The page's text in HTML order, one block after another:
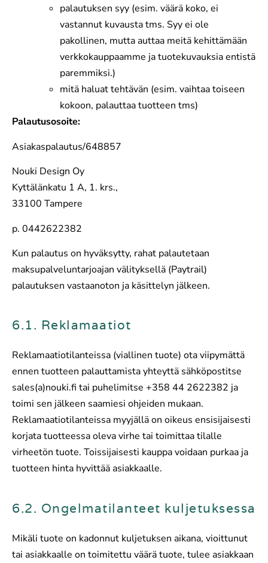
palautuksen syy (esim. väärä koko, ei
vastannut kuvausta tms. Syy ei ole
pakollinen, mutta auttaa meitä kehittämään
verkkokauppaamme ja tuotekuvauksia entistä
paremmiksi.)
mitä haluat tehtävän (esim. vaihtaa toiseen
kokoon, palauttaa tuotteen tms)
Palautusosoite:
Asiakaspalautus/648857
Nouki Design Oy
Kyttälänkatu 1 A, 1. krs.,
33100 Tampere
p. 0442622382
Kun palautus on hyväksytty, rahat palautetaan
maksupalveluntarjoajan välityksellä (Paytrail)
palautuksen vastaanoton ja käsittelyn jälkeen.
6.1. Reklamaatiot
Reklamaatiotilanteissa (viallinen tuote) ota viipymättä
ennen tuotteen palauttamista yhteyttä sähköpostitse
sales(a)nouki.fi tai puhelimitse +358 44 2622382 ja
toimi sen jälkeen saamiesi ohjeiden mukaan.
Reklamaatiotilanteissa myyjällä on oikeus ensisijaisesti
korjata tuotteessa oleva virhe tai toimittaa tilalle
virheetön tuote. Toissijaisesti kauppa voidaan purkaa ja
tuotteen hinta hyvittää asiakkaalle.
6.2. Ongelmatilanteet kuljetuksessa
Mikäli tuote on kadonnut kuljetuksen aikana, vioittunut
tai asiakkaalle on toimitettu väärä tuote, tulee asiakkaan